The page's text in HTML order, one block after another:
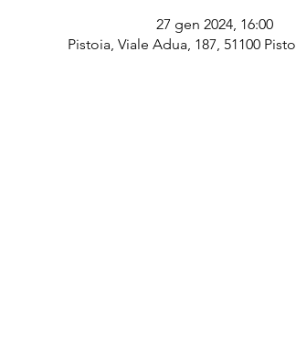
27 gen 2024, 16:00
Pistoia, Viale Adua, 187, 51100